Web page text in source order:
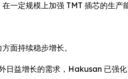
定规模上加强 TMT 插芯的生产
面持续稳步增长。
益增长的需求，Hakusan 已强